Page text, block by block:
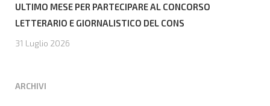
ULTIMO MESE PER PARTECIPARE AL CONCORSO
LETTERARIO E GIORNALISTICO DEL CONS
31 Luglio 2026
ARCHIVI